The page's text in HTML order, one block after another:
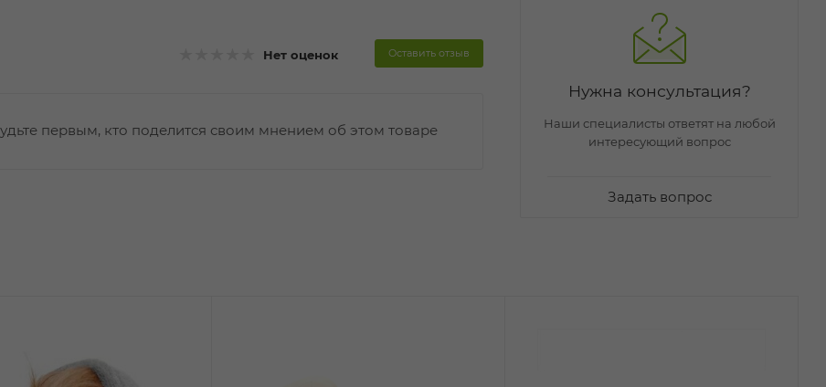
Нет оценок Оставить отзыв
первым, кто поделится своим мнением об этом товаре
Нужна консультация?
Наши специалисты ответят на любой
интересующий вопрос
Задать вопрос